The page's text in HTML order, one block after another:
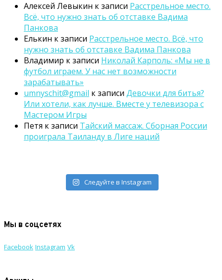
Алексей Левыкин к записи Расстрельное место.
Всё, что нужно знать об отставке Вадима
Панкова
Елькин к записи Расстрельное место. Всё, что
нужно знать об отставке Вадима Панкова
Владимир к записи Николай Карполь: «Мы не в
футбол играем. У нас нет возможности
зарабатывать»
umnyschit@gmail к записи Девочки для битья?
Или хотели, как лучше. Вместе у телевизора с
Мастером Игры
Петя к записи Тайский массаж. Сборная России
проиграла Таиланду в Лиге наций
Следуйте в Instagram
Мы в соцсетях
Facebook Instagram Vk